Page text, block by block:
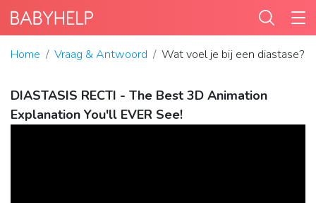
Home Vraag & Antwoord Wat voel je bij een diastase?
DIASTASIS RECTI - The Best 3D Animation
Explanation You'll EVER See!